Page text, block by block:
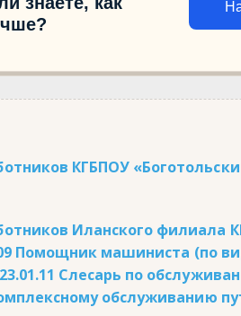
КГБПОУ
Иланского филиала
Помощник машиниста (по
Слесарь по
обслуживанию